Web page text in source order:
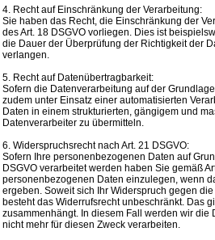
4. Recht auf Einschränkung der Verarbeitung:
Sie haben das Recht, die Einschränkung der
des Art. 18 DSGVO vorliegen. Dies ist
die Dauer der Überprüfung der Richtigkeit der
verlangen.
5. Recht auf Datenübertragbarkeit:
Sofern die Datenverarbeitung auf der
zudem unter Einsatz einer automatisierten
Daten in einem strukturierten, gängigem und
Datenverarbeiter zu übermitteln.
6. Widerspruchsrecht nach Art. 21 DSGVO:
Sofern Ihre personenbezogenen Daten auf
DSGVO verarbeitet werden haben Sie gemäß
personenbezogenen Daten einzulegen, wenn
ergeben. Soweit sich Ihr Widerspruch gegen
besteht das Widerrufsrecht unbeschränkt. Das
zusammenhängt. In diesem Fall werden wir
nicht mehr für diesen Zweck verarbeiten.